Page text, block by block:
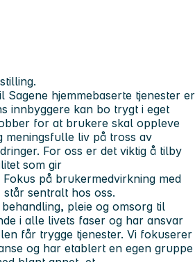
Sagene hjemmebaserte tjenester er
innbyggere kan bo trygt i eget
for at brukere skal oppleve
meningsfulle liv på tross av
For oss er det viktig å tilby
som gir
på brukermedvirkning med
står sentralt hos oss.
pleie og omsorg til
i alle livets faser og har ansvar
får trygge tjenester. Vi fokuserer
og har etablert en egen gruppe